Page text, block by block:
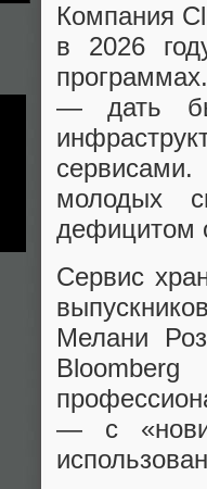
Компания
в 2026
— дать
сервисами.
молодых
дефицитом
Сервис
Мелани
— с